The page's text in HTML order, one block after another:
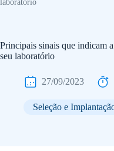
laboratório
Principais sinais que indicam
seu laboratório
27/09/2023
Seleção e